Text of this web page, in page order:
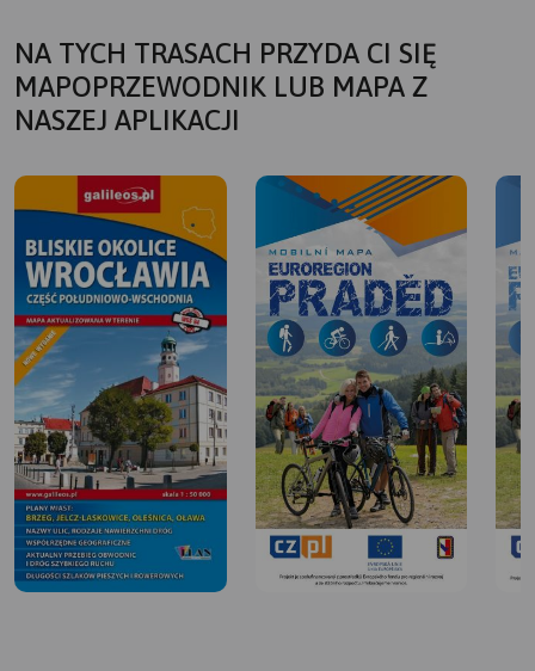
NA TYCH TRASACH PRZYDA CI SIĘ
MAPOPRZEWODNIK LUB MAPA Z
NASZEJ APLIKACJI